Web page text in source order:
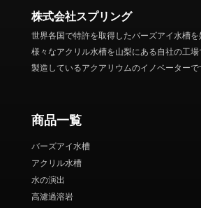
株式会社スプリング
世界各国で特許を取得したバーズアイ水槽を
様々なアクリル水槽を山梨にある自社の工場
製造しているアクアリウムのイノベーターで
商品一覧
バーズアイ水槽
アクリル水槽
水の演出
高濾過溶岩